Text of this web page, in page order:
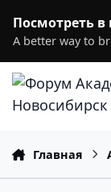
Посмотреть
A better way to
Главная